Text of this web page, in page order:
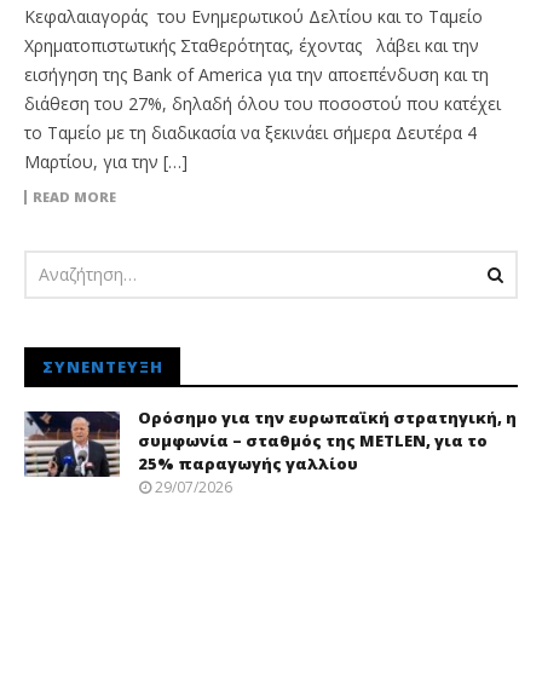
Κεφαλαιαγοράς του Ενημερωτικού Δελτίoυ και το Ταμείο
Χρηματοπιστωτικής Σταθερότητας, έχοντας λάβει και την
εισήγηση της Bank of America για την αποεπένδυση και τη
διάθεση του 27%, δηλαδή όλου του ποσοστού που κατέχει
το Ταμείο με τη διαδικασία να ξεκινάει σήμερα Δευτέρα 4
Μαρτίου, για την […]
READ MORE
ΣΥΝΈΝΤΕΥΞΗ
Ορόσημο για την ευρωπαϊκή στρατηγική, η
συμφωνία – σταθμός της METLEN, για το
25% παραγωγής γαλλίου
29/07/2026